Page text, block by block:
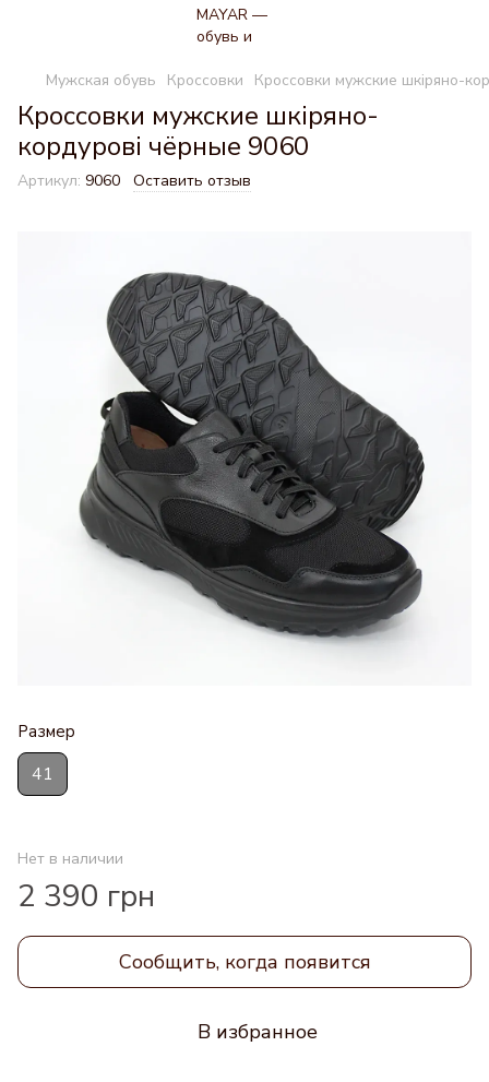
Мужская обувь Кроссовки Кроссовки мужские шкіряно-
Кроссовки мужские шкіряно-
кордурові чёрные 9060
Артикул: 9060 Оставить отзыв
Размер
41
Нет в наличии
2 390 грн
Сообщить, когда появится
В избранное